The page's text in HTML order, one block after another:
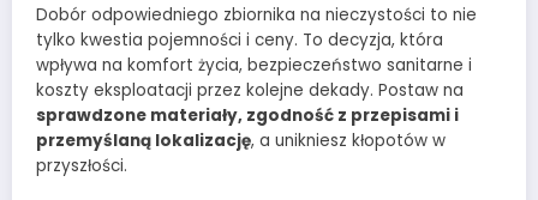
Dobór odpowiedniego zbiornika na nieczystości to nie
tylko kwestia pojemności i ceny. To decyzja, która
wpływa na komfort życia, bezpieczeństwo sanitarne i
koszty eksploatacji przez kolejne dekady. Postaw na
sprawdzone materiały, zgodność z przepisami i
przemyślaną lokalizację, a unikniesz kłopotów w
przyszłości.